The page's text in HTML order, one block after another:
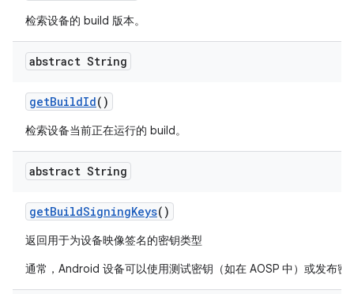
检索设备的 build 版本。
abstract String
getBuildId()
检索设备当前正在运行的 build。
abstract String
getBuildSigningKeys()
返回用于为设备映像签名的密钥类型
通常，Android 设备可以使用测试密钥（如在 AOSP 中）或发布